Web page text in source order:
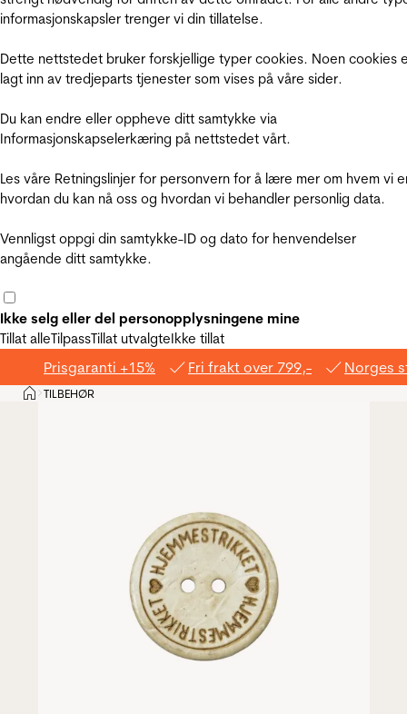
informasjonskapsler trenger vi din tillatelse.
Dette nettstedet bruker forskjellige typer cookies. Noen cookies
lagt inn av tredjeparts tjenester som vises på våre sider.
Du kan endre eller oppheve ditt samtykke via
Informasjonskapselerkæring på nettstedet vårt.
Les våre Retningslinjer for personvern for å lære mer om hvem vi
hvordan du kan nå oss og hvordan vi behandler personlig data.
Vennligst oppgi din samtykke-ID og dato for henvendelser
angående ditt samtykke.
Ikke selg eller del personopplysningene mine
Tillat alleTilpassTillat utvalgteIkke tillat
Prisgaranti +15% Fri frakt over 799,- Norges
Hjem
>TILBEHØR